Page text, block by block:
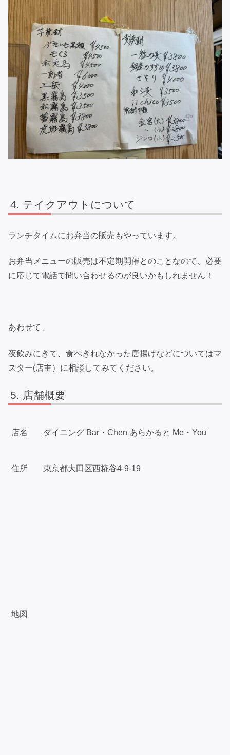
テイクアウトについて
ランチタイムにお弁当の販売もやっています。
お弁当メニューの販売は不定期開催とのことなので、必要
に応じて電話で問い合わせるのが良いかもしれません！
あわせて、
夜飲みにきて、食べきれなかった唐揚げなどについてはマ
スター(店主）に相談してみてください。
店舗概要
店名 ダイニング Bar・Chen あらかると Me・You
住所 東京都大田区西糀谷4-9-19
地図